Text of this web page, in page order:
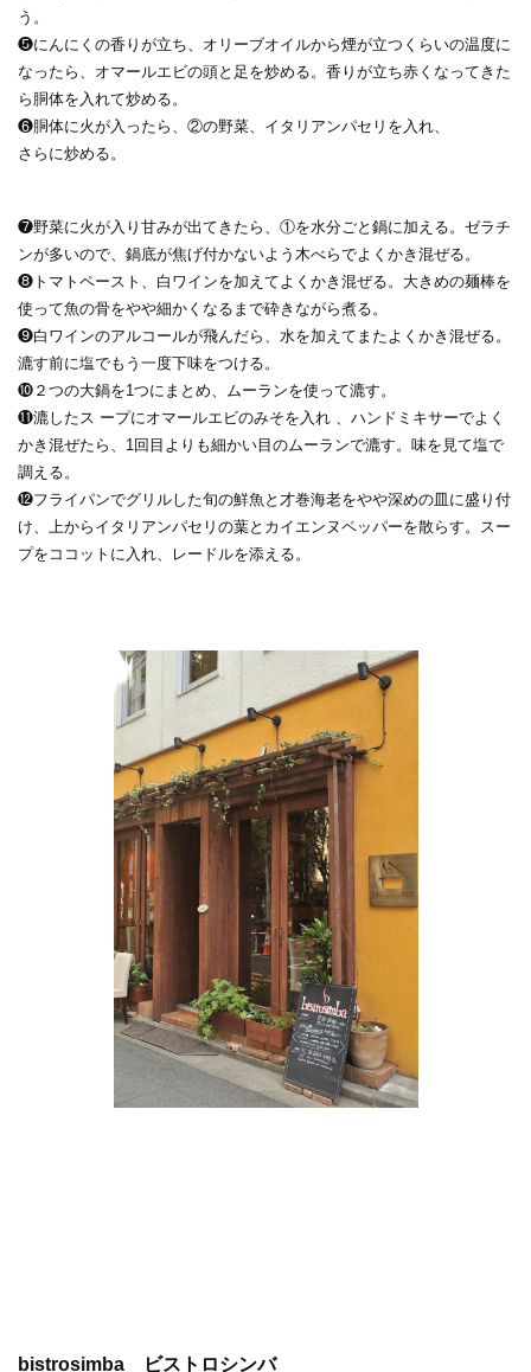
う。
❺にんにくの香りが立ち、オリーブオイルから煙が立つくらいの温度に
なったら、オマールエビの頭と足を炒める。香りが立ち赤くなってきた
ら胴体を入れて炒める。
❻胴体に火が入ったら、②の野菜、イタリアンパセリを入れ、
さらに炒める。
❼野菜に火が入り甘みが出てきたら、①を水分ごと鍋に加える。ゼラチ
ンが多いので、鍋底が焦げ付かないよう木べらでよくかき混ぜる。
❽トマトペースト、白ワインを加えてよくかき混ぜる。大きめの麺棒を
使って魚の骨をやや細かくなるまで砕きながら煮る。
❾白ワインのアルコールが飛んだら、水を加えてまたよくかき混ぜる。
漉す前に塩でもう一度下味をつける。
❿２つの大鍋を1つにまとめ、ムーランを使って漉す。
⓫漉したス ープにオマールエビのみそを入れ 、ハンドミキサーでよく
かき混ぜたら、1回目よりも細かい目のムーランで漉す。味を見て塩で
調える。
⓬フライパンでグリルした旬の鮮魚と才巻海老をやや深めの皿に盛り付
け、上からイタリアンパセリの葉とカイエンヌペッパーを散らす。スー
プをココットに入れ、レードルを添える。
bistrosimba ビストロシンバ